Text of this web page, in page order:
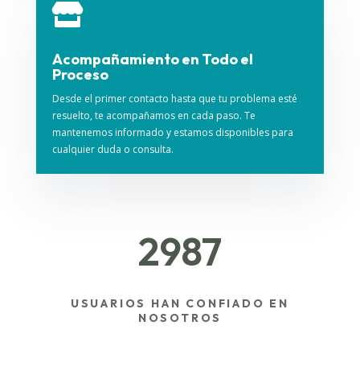

Acompañamiento en Todo el
Proceso
Desde el primer contacto hasta que tu problema esté
resuelto, te acompañamos en cada paso. Te
mantenemos informado y estamos disponibles para
cualquier duda o consulta.
2987
USUARIOS HAN CONFIADO EN
NOSOTROS